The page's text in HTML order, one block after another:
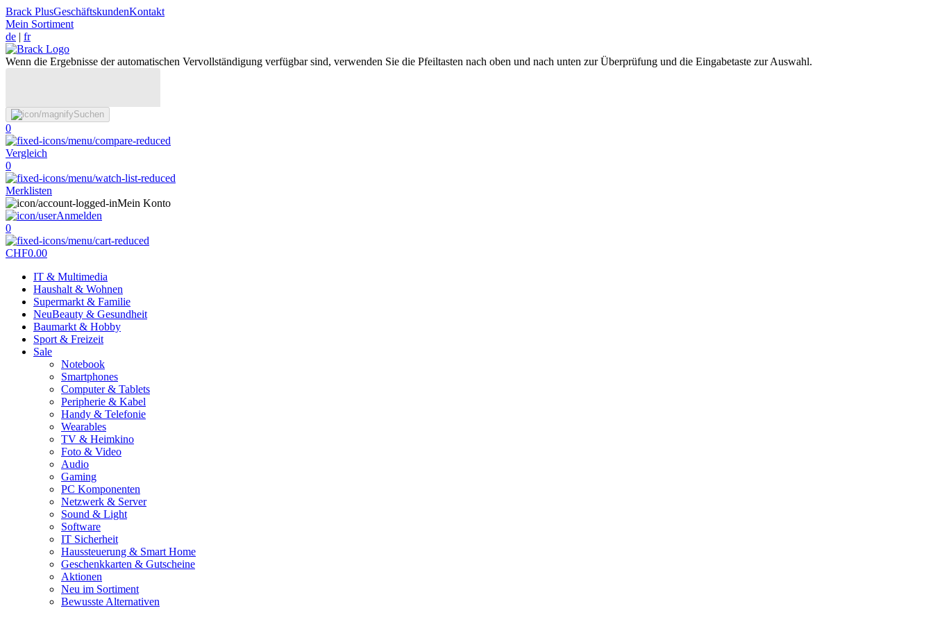
Brack PlusGeschäftskundenKontakt
Mein Sortiment
de | fr
Wenn die Ergebnisse der automatischen Vervollständigung verfügbar sind, verwenden Sie die Pfeiltasten nach oben und nach unten zur Überprüfung und die Eingabetaste zur Auswahl.
Suchen
0
Vergleich
0
Merklisten
Mein Konto
Anmelden
0
CHF0.00
IT & Multimedia
Haushalt & Wohnen
Supermarkt & Familie
NeuBeauty & Gesundheit
Baumarkt & Hobby
Sport & Freizeit
Sale
Notebook
Smartphones
Computer & Tablets
Peripherie & Kabel
Handy & Telefonie
Wearables
TV & Heimkino
Foto & Video
Audio
Gaming
PC Komponenten
Netzwerk & Server
Sound & Light
Software
IT Sicherheit
Haussteuerung & Smart Home
Geschenkkarten & Gutscheine
Aktionen
Neu im Sortiment
Bewusste Alternativen